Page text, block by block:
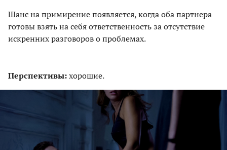
Шанс на примирение появляется, когда оба партнера
готовы взять на себя ответственность за отсутствие
искренних разговоров о проблемах.
Перспективы:хорошие.